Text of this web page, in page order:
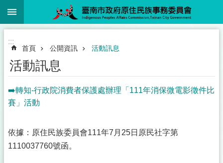
跳到主要內容區塊
:::
首頁 公開資訊 活動訊息
活動訊息
➡️轉知-行政院消費者保護處辦理「111年消保微電影徵件比
賽」活動
依據：原住民族委員會111年7月25日原民社字第
1110037760號函。